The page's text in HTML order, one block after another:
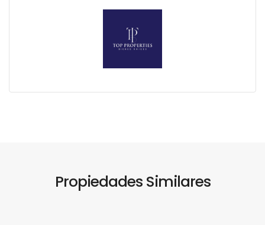
Propiedades Similares